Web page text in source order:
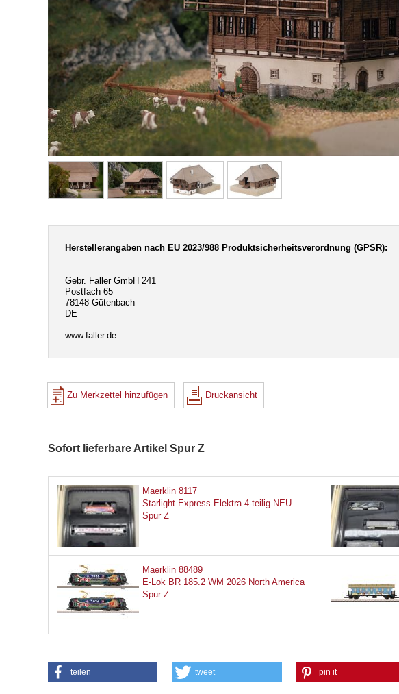
Herstellerangaben nach EU 2023/988 Produktsicherheitsverordnung (GPSR):
Gebr. Faller GmbH 241
Postfach 65
78148 Gütenbach
DE
www.faller.de
Zu Merkzettel hinzufügen Druckansicht
Sofort lieferbare Artikel Spur Z
Maerklin 8117
Starlight Express Elektra 4-teilig NEU
Spur Z
Maerklin 88489
E-Lok BR 185.2 WM 2026 North America
Spur Z
teilen tweet pin it